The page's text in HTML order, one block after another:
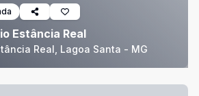
Estância Real
Real, Lagoa Santa - MG